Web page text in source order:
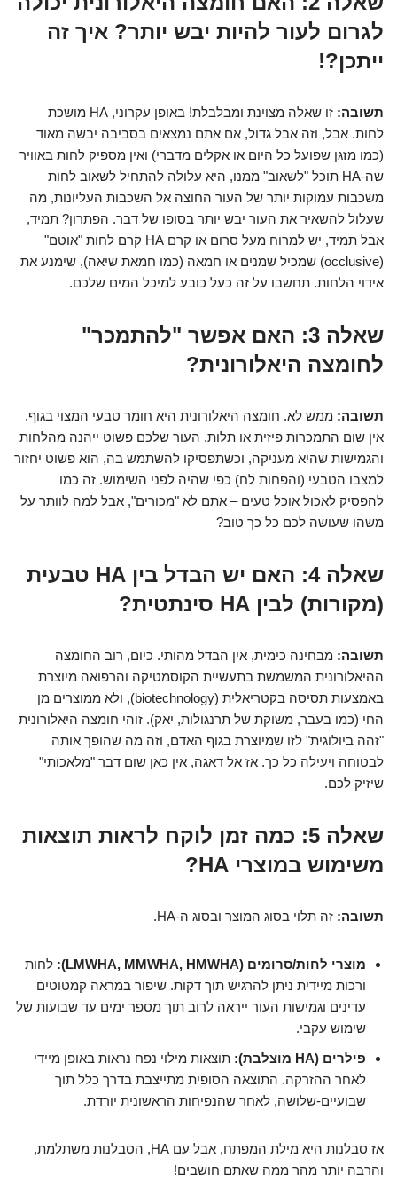
לגרום לעור להיות יבש יותר? איך זה
ייתכן?!
תשובה:
זו שאלה מצוינת ומבלבלת! באופן עקרוני, HA מושכת
לחות. אבל, וזה אבל גדול, אם אתם נמצאים בסביבה יבשה מאוד
(כמו מזגן שפועל כל היום או אקלים מדברי) ואין מספיק לחות באוויר
שה-HA תוכל "לשאוב" ממנו, היא עלולה להתחיל לשאוב לחות
משכבות עמוקות יותר של העור החוצה אל השכבות העליונות, מה
שעלול להשאיר את העור יבש יותר בסופו של דבר. הפתרון? תמיד,
אבל תמיד, יש למרוח מעל סרום או קרם HA קרם לחות "אוטם"
(occlusive) שמכיל שמנים או חמאה (כמו חמאת שיאה), שימנע את
אידוי הלחות. תחשבו על זה כעל כובע למיכל המים שלכם.
שאלה 3: האם אפשר "להתמכר"
לחומצה היאלורונית?
תשובה: ממש לא. חומצה היאלורונית היא חומר טבעי המצוי בגוף.
אין שום התמכרות פיזית או תלות. העור שלכם פשוט ייהנה מהלחות
והגמישות שהיא מעניקה, וכשתפסיקו להשתמש בה, הוא פשוט יחזור
למצבו הטבעי (והפחות לח) כפי שהיה לפני השימוש. זה כמו
להפסיק לאכול אוכל טעים – אתם לא "מכורים", אבל למה לוותר על
משהו שעושה לכם כל כך טוב?
שאלה 4: האם יש הבדל בין HA טבעית
(מקורות) לבין HA סינתטית?
תשובה: מבחינה כימית, אין הבדל מהותי. כיום, רוב החומצה
ההיאלורונית המשמשת בתעשיית הקוסמטיקה והרפואה מיוצרת
באמצעות תסיסה בקטריאלית (biotechnology), ולא ממוצרים מן
החי (כמו בעבר, משוקת של תרנגולות, יאק). זוהי חומצה היאלורונית
"זהה ביולוגית" לזו שמיוצרת בגוף האדם, וזה מה שהופך אותה
לבטוחה ויעילה כל כך. אז אל דאגה, אין כאן שום דבר "מלאכותי"
שיזיק לכם.
שאלה 5: כמה זמן לוקח לראות תוצאות
משימוש במוצרי HA?
תשובה: זה תלוי בסוג המוצר ובסוג ה-HA.
מוצרי לחות/סרומים (LMWHA, MMWHA, HMWHA):
לחות
ורכות מיידית ניתן להרגיש תוך דקות. שיפור במראה קמטוטים
עדינים וגמישות העור ייראה לרוב תוך מספר ימים עד שבועות של
שימוש עקבי.
פילרים (HA מוצלבת):
תוצאות מילוי נפח נראות באופן מיידי
לאחר ההזרקה. התוצאה הסופית מתייצבת בדרך כלל תוך
שבועיים-שלושה, לאחר שהנפיחות הראשונית יורדת.
אז סבלנות היא מילת המפתח, אבל עם HA, הסבלנות משתלמת,
והרבה יותר מהר ממה שאתם חושבים!